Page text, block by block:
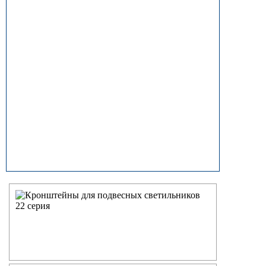
прямостоечные круглоконические
НФ Трубчатая опора освещения